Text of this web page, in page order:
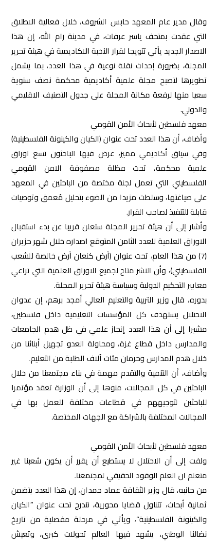
وقال مدير عام المعهد حابس الشروف، خلال فعالية الاطلاق
التي عقدت بمتحف ياسر عرفات، في مدينة رام الله، إن هذا
الاصدار الجديد يأتي تتويجا لقرار النخبة الاكاديمية في هيئة تحرير
المجلة، بضرورة إحداث نقلة نوعية في هذا العدد، بما يشمل
تطويرها لتصبح مجلة علمية أكاديمية محكمة نصف سنوية
سعيا منها لرفعة مكانة المجلة على جدول التصنيف الاقليمي
والدولي.
معهد فلسطين لأبحاث الأمن القومي
وأضاف، أن هذا العدد تحت عنوان (الكيان والكينونة الفلسطينية)
وفي سياق أكاديمي مميز، عرض فيها الباحثون تسع اوراق
علمية محكمة، تحت مظلة مصفوفة الامن القومي
الفلسطيني التي تعمل لجنة مختصة من الباحثين في المعهد
على صياغتها، وسلطت مزيدا من الضوء بتحليل مُعمق وتوصيات
قابلة للتنفيذ لصاحب القرار.
وأشار إلى أن هيئة تحرير المجلة ستعلن قريبا عن بدء استقبال
الاوراق العلمية للعدد الثامن المتوقع اصداره خلال شهر حزيران
(7) من هذا العام، تحت عنوان (أرض كنعان أرض خالصة للشعب
الفلسطيني)، وأن النشر متاح لجميع الاوراق العلمية التي تراعي
معايير التحكيم الدولية وسياسة هيئة تحرير المجلة.
بدوره، قال وزير التربية والتعليم العالي أمجد برهم، إن عدوان
الاحتلال يستهدف كل المؤسسات التعليمية داخل فلسطين،
مشيرا إلى أن هذا العدد إنجاز علمي في ظل هدم الجامعات
والمدارس داخل قطاع غزة، ومحاولة العدو تجهيل أبنائنا من
خلال هدم المدارس وحرمان مئات آلاف الطلبة من التعليم.
وأضاف، أن التنمية والتقدم مهمة في بناء مجتمعنا من خلال
الباحثين في كل المجالات، منوها إلى أن الوزارة تعقد مؤتمرا
للباحثين لتوجيههم في قطاعات مختلفة للعمل بها في
المجالات المختلفة بالشراكة مع الجهات المختصة.
معهد فلسطين لأبحاث الأمن القومي
ولفت إلى أن الاحتلال لا يستطيع أن يقرر أن يكون شعبنا غير
متعلم ان العلم الوقود الحقيقي لمجتمعنا.
من جانبه، قال وزير الثقافة عماد حمدان، إن هذا العدد يتضمن
ثمانية أبحاث، تتناول قضايا محورية، تندرج تحت عنوان “الكيان
والكينونة الفلسطينية”، ويأتي في مرحلة مفصلية من تاريخ
نضالنا الوطني، يشهد فيها العالم تحولات كبرى، وتعيش